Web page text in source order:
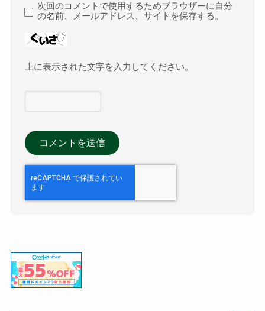
次回のコメントで使用するためブラウザーに自分
の名前、メールアドレス、サイトを保存する。
上に表示された文字を入力してください。